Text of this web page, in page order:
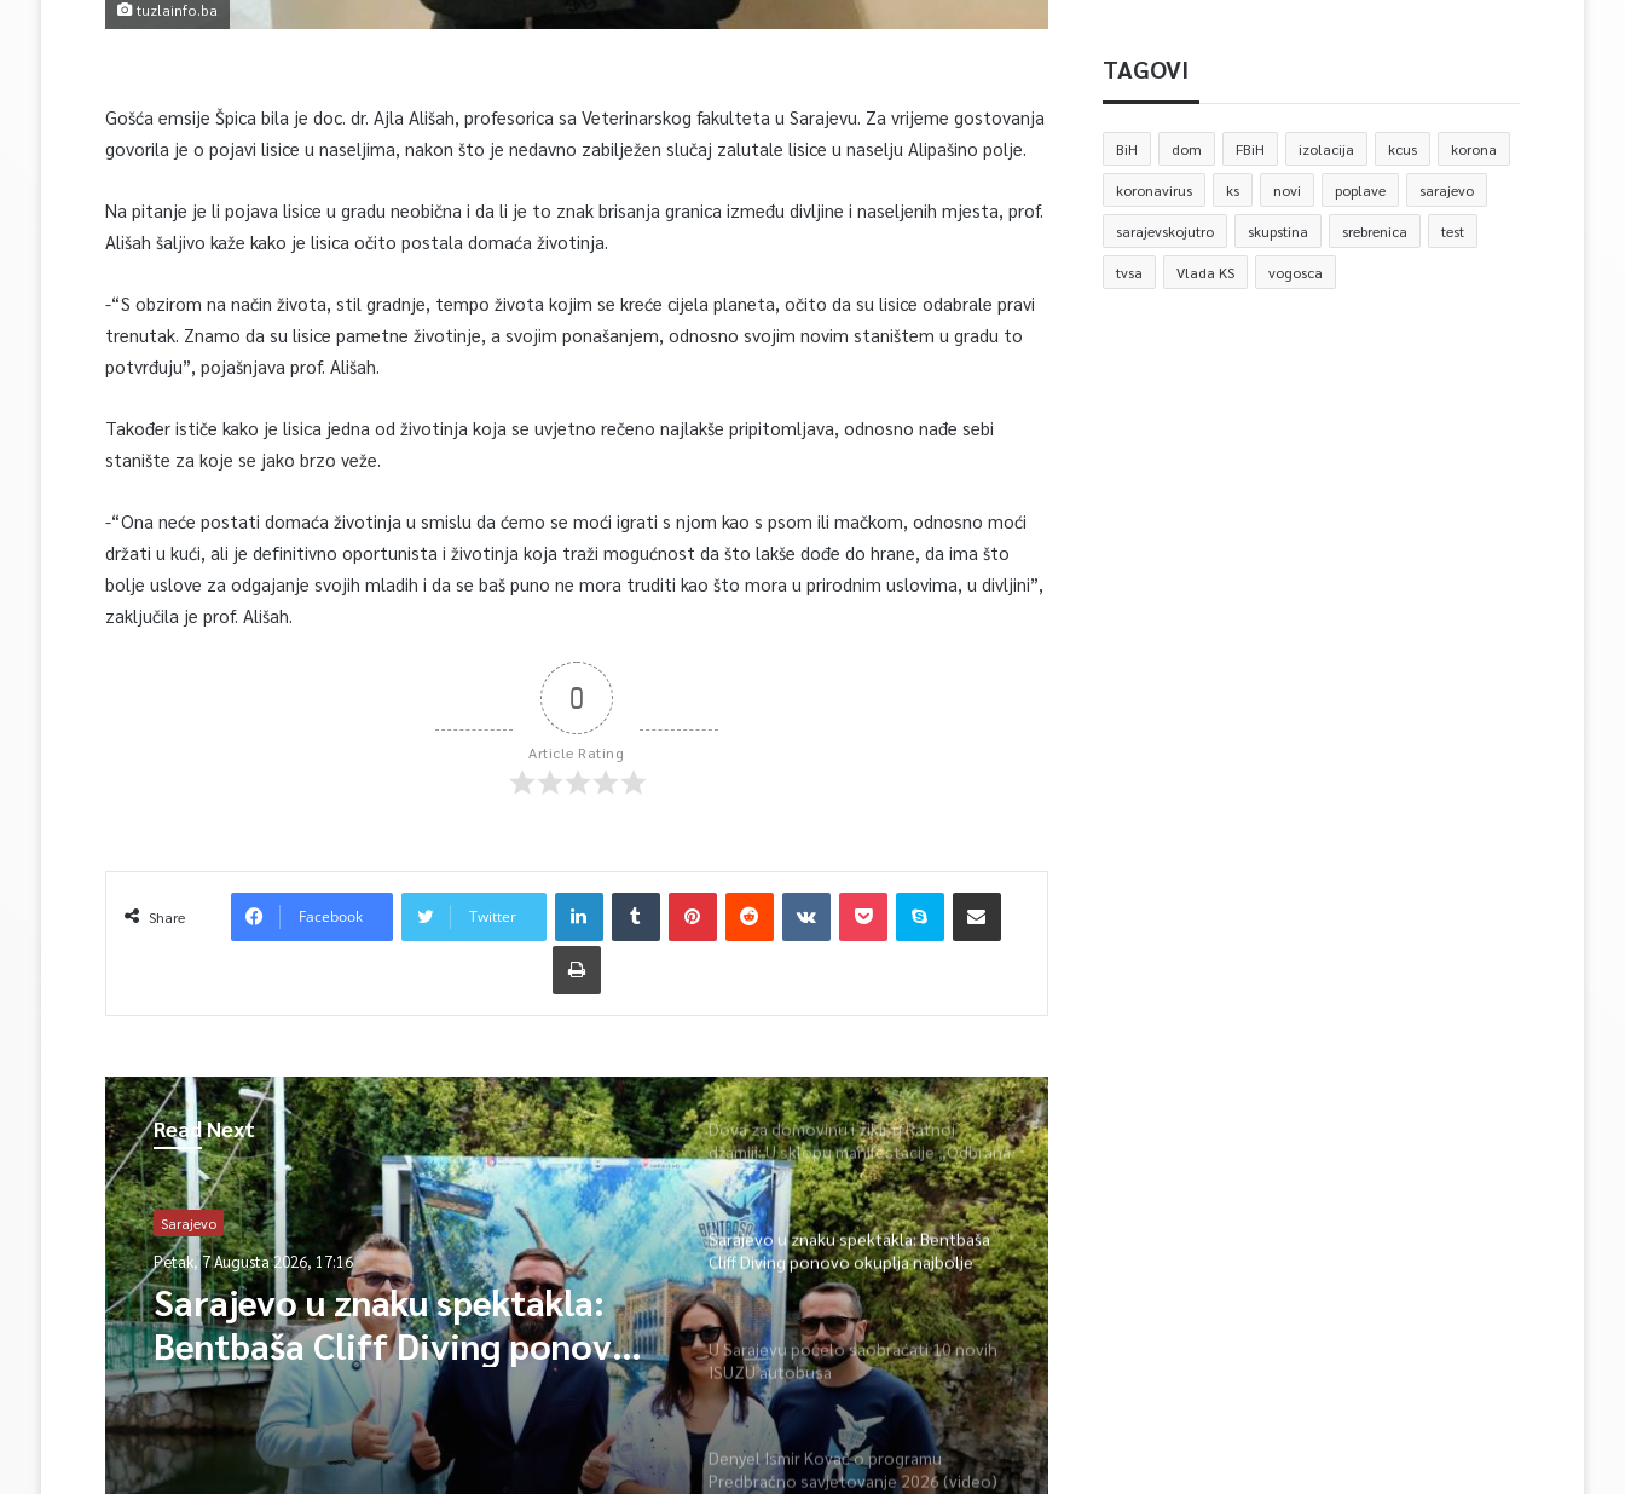
tuzlainfo.ba
Gošća emsije Špica bila je doc. dr. Ajla Ališah, profesorica sa Veterinarskog fakulteta u Sarajevu. Za vrijeme gostovanja
govorila je o pojavi lisice u naseljima, nakon što je nedavno zabilježen slučaj zalutale lisice u naselju Alipašino polje.
Na pitanje je li pojava lisice u gradu neobična i da li je to znak brisanja granica između divljine i naseljenih mjesta, prof.
Ališah šaljivo kaže kako je lisica očito postala domaća životinja.
-“S obzirom na način života, stil gradnje, tempo života kojim se kreće cijela planeta, očito da su lisice odabrale pravi
trenutak. Znamo da su lisice pametne životinje, a svojim ponašanjem, odnosno svojim novim staništem u gradu to
potvrđuju”, pojašnjava prof. Ališah.
Također ističe kako je lisica jedna od životinja koja se uvjetno rečeno najlakše pripitomljava, odnosno nađe sebi
stanište za koje se jako brzo veže.
-“Ona neće postati domaća životinja u smislu da ćemo se moći igrati s njom kao s psom ili mačkom, odnosno moći
držati u kući, ali je definitivno oportunista i životinja koja traži mogućnost da što lakše dođe do hrane, da ima što
bolje uslove za odgajanje svojih mladih i da se baš puno ne mora truditi kao što mora u prirodnim uslovima, u divljini”,
zaključila je prof. Ališah.
0
Article Rating
Share Facebook Twitter
Read Next
Sarajevo
Petak, 7 Augusta 2026, 17:16
Sarajevo u znaku spektakla:
Bentbaša Cliff Diving ponovo
okuplja najbolje skakače i
vrhunsku zabavu
Dova za domovinu i zikir u Ratnoj
džamiji: U sklopu manifestacije „Odbrana
BiH – Igman 2026“ odana počast
herojima
Sarajevo u znaku spektakla: Bentbaša
Cliff Diving ponovo okuplja najbolje
skakače i vrhunsku zabavu
U Sarajevu počelo saobraćati 10 novih
ISUZU autobusa
Denyel Ismir Kovač o programu
Predbračno savjetovanje 2026 (video)
TAGOVI
BiH dom FBiH izolacija kcus korona
koronavirus ks novi poplave sarajevo
sarajevskojutro skupstina srebrenica test
tvsa Vlada KS vogosca